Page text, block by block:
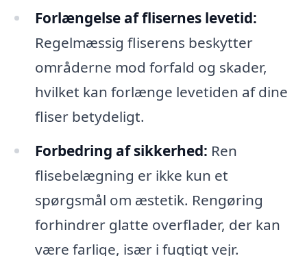
Forlængelse af flisernes levetid:
Regelmæssig fliserens beskytter
områderne mod forfald og skader,
hvilket kan forlænge levetiden af dine
fliser betydeligt.
Forbedring af sikkerhed: Ren
flisebelægning er ikke kun et
spørgsmål om æstetik. Rengøring
forhindrer glatte overflader, der kan
være farlige, især i fugtigt vejr.